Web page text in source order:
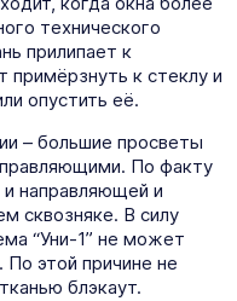
технического
прилипает к
примёрзнуть к стеклу и
опустить её.
– большие просветы
По факту
направляющей и
сквозняке. В силу
“Уни-1” не может
этой причине не
блэкаут.